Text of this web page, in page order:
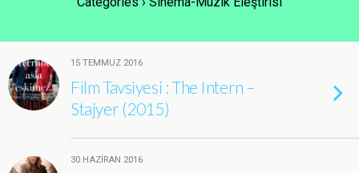
15 TEMMUZ 2016
Film Tavsiyesi : The Intern –
Stajyer (2015)
30 HAZIRAN 2016